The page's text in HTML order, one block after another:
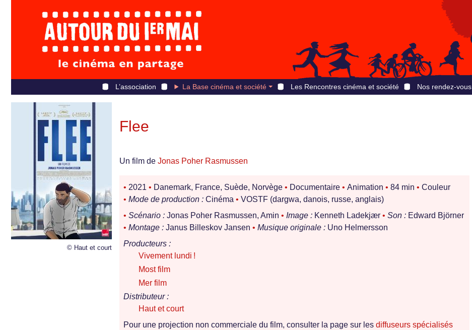
L’association La Base cinéma et société Les Rencontres cinéma et société Nos rendez-vous
© Haut et court
Flee
Un film de Jonas Poher Rasmussen
• 2021 • Danemark, France, Suède, Norvège • Documentaire • Animation • 84 min • Couleur
• Mode de production : Cinéma • VOSTF (dargwa, danois, russe, anglais)
• Scénario : Jonas Poher Rasmussen, Amin • Image : Kenneth Ladekjær • Son : Edward Björner
• Montage : Janus Billeskov Jansen • Musique originale : Uno Helmersson
Producteurs :
Vivement lundi !
Most film
Mer film
Distributeur :
Haut et court
Pour une projection non commerciale du film, consulter la page sur les diffuseurs spécialisés